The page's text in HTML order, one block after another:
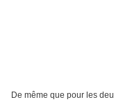
De même que pour les